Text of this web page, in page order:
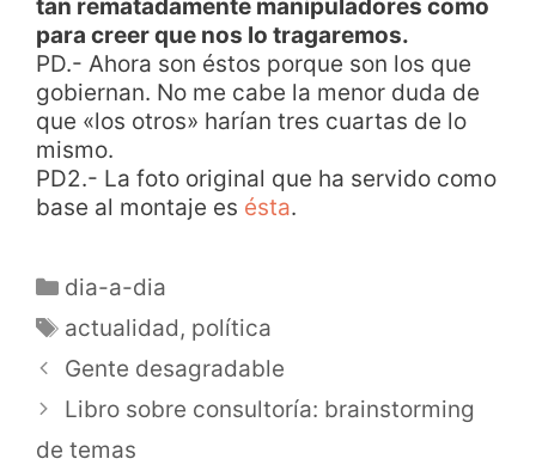
tan rematadamente manipuladores como
para creer que nos lo tragaremos.
PD.- Ahora son éstos porque son los que
gobiernan. No me cabe la menor duda de
que «los otros» harían tres cuartas de lo
mismo.
PD2.- La foto original que ha servido como
base al montaje es ésta.
dia-a-dia
actualidad, política
Gente desagradable
Libro sobre consultoría: brainstorming
de temas